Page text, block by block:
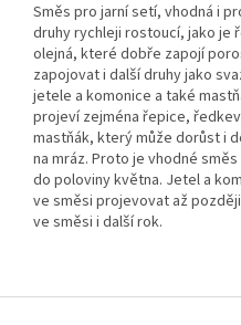
Směs pro jarní setí, vhodná i
druhy rychleji rostoucí, jako je
olejná, které dobře zapojí
zapojovat i další druhy jako
jetele a komonice a také
projeví zejména řepice,
mastňák, který může dorůst i
na mráz. Proto je vhodné
do poloviny května. Jetel a
ve směsi projevovat až
ve směsi i další rok.